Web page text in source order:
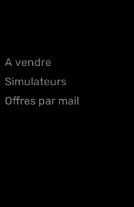
A vendre
Simulateurs
Offres par mail